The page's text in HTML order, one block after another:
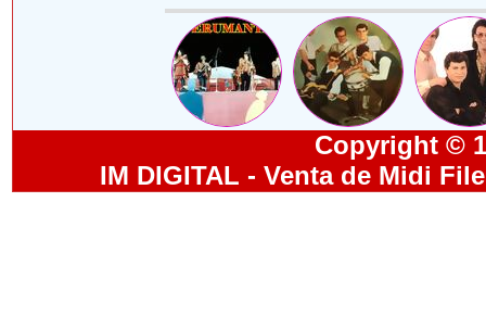
Copyright ©
IM DIGITAL - Venta de Midi